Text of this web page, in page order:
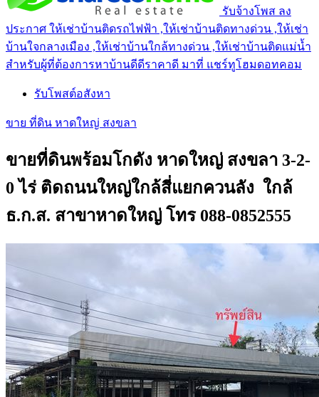
รับจ้างโพส ลง
ประกาศ ให้เช่าบ้านติดรถไฟฟ้า ,ให้เช่าบ้านติดทางด่วน ,ให้เช่า
บ้านใจกลางเมือง ,ให้เช่าบ้านใกล้ทางด่วน ,ให้เช่าบ้านติดแม่น้ำ
สำหรับผู้ที่ต้องการหาบ้านดีดีราคาดี มาที่ แชร์ทูโฮมดอทคอม
รับโพสต์อสังหา
ขาย ที่ดิน หาดใหญ่ สงขลา
ขายที่ดินพร้อมโกดัง หาดใหญ่ สงขลา 3-2-
0 ไร่ ติดถนนใหญ่ใกล้สี่แยกควนลัง ใกล้
ธ.ก.ส. สาขาหาดใหญ่ โทร 088-0852555